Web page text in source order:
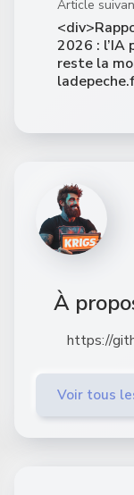
Article
2026 : l’IA
reste la
À
https://
Voir tous